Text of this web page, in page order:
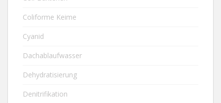
Coliforme Keime
Cyanid
Dachablaufwasser
Dehydratisierung
Denitrifikation